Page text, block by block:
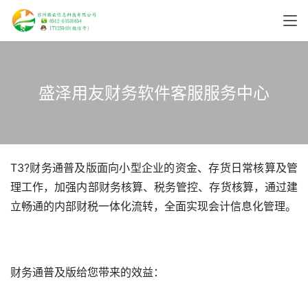
盛泽用友财务软件客服服务中心
T3?财务通普及版面向小型企业的资金、存货日常核算及管
理工作，加强内部财务核算、税务管控、存货核算，通过建
立畅通的内部财税一体化流转，全面实现会计信息化管理。
财务通普及版给您带来的效益：